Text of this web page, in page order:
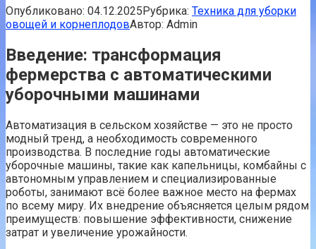
Опубликовано: 04.12.2025Рубрика: Техника для уборки
овощей и корнеплодовАвтор: Admin
Введение: трансформация
фермерства с автоматическими
уборочными машинами
Автоматизация в сельском хозяйстве — это не просто
модный тренд, а необходимость современного
производства. В последние годы автоматические
уборочные машины, такие как капельницы, комбайны с
автономным управлением и специализированные
роботы, занимают всё более важное место на фермах
по всему миру. Их внедрение объясняется целым рядом
преимуществ: повышение эффективности, снижение
затрат и увеличение урожайности.